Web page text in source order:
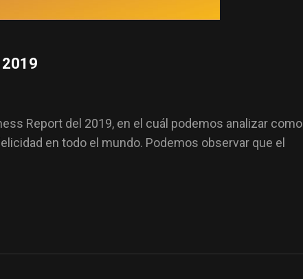
Report del 2019, en el cuál podemos analizar como
en todo el mundo. Podemos observar que el